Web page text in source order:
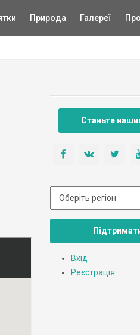
Природа Галереї
Станьте
Вхід
Реєстрація